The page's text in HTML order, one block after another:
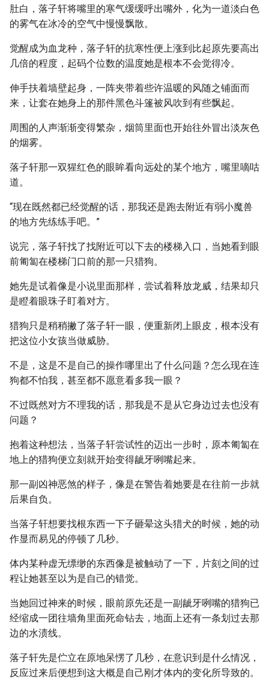
肚白，落子轩将嘴里的寒气缓缓呼出嘴外，化为一道淡白色
的雾气在冰冷的空气中慢慢飘散。
觉醒成为血龙种，落子轩的抗寒性便上涨到比起原先要高出
几倍的程度，起码个位数的温度她是根本不会觉得冷。
伸手扶着墙壁起身，一阵夹带着些许温暖的风随之铺面而
来，让套在她身上的那件黑色斗篷被风吹到有些飘起。
周围的人声渐渐变得繁杂，烟筒里面也开始往外冒出淡灰色
的烟雾。
落子轩那一双猩红色的眼眸看向远处的某个地方，嘴里嘀咕
道。
“现在既然都已经觉醒的话，那我还是跑去附近有弱小魔兽
的地方先练练手吧。”
说完，落子轩找了找附近可以下去的楼梯入口，当她看到眼
前匍匐在楼梯门口前的那一只猎狗。
她先是试着像是小说里面那样，尝试着释放龙威，结果却只
是瞪着眼珠子盯着对方。
猎狗只是稍稍撇了落子轩一眼，便重新闭上眼皮，根本没有
把这位小女孩当做威胁。
不是，这是不是自己的操作哪里出了什么问题？怎么现在连
狗都不怕我，甚至都不愿意看多我一眼？
不过既然对方不理我的话，那我是不是从它身边过去也没有
问题？
抱着这种想法，当落子轩尝试性的迈出一步时，原本匍匐在
地上的猎狗便立刻就开始变得龇牙咧嘴起来。
那一副凶神恶煞的样子，像是在警告着她要是在往前一步就
后果自负。
当落子轩想要找根东西一下子砸晕这头猎犬的时候，她的动
作显而易见的停顿了几秒。
体内某种虚无缥缈的东西像是被触动了一下，片刻之间的过
程让她甚至以为是自己的错觉。
当她回过神来的时候，眼前原先还是一副龇牙咧嘴的猎狗已
经缩成一团往墙角里面死命钻去，地面上还有一条划过去那
边的水渍线。
落子轩先是伫立在原地呆愣了几秒，在意识到是什么情况，
反应过来后便想到这大概是自己刚才体内的变化所导致的。